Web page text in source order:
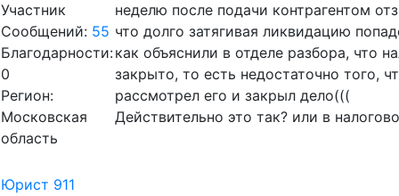
Участник
Сообщений: 55
Благодарности:
0
Регион:
Московская
область
неделю после подачи контрагентом
что долго затягивая ликвидацию
как объяснили в отделе разбора, что
закрыто, то есть недостаточно того,
рассмотрел его и закрыл дело(((
Действительно это так? или в
Юрист 911